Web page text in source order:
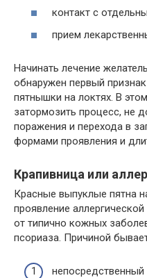
контакт с
прием
Начинать лечение
обнаружен первый
пятнышки на локтях. В
затормозить процесс, не
поражения и перехода в
формами проявления и
Крапивница или
Красные выпуклые пятна
проявление
от типично кожных
псориаза. Причиной